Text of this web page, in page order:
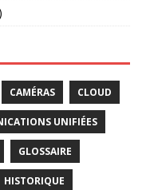
CAMÉRAS CLOUD
UNIFIÉES
GLOSSAIRE
HISTORIQUE